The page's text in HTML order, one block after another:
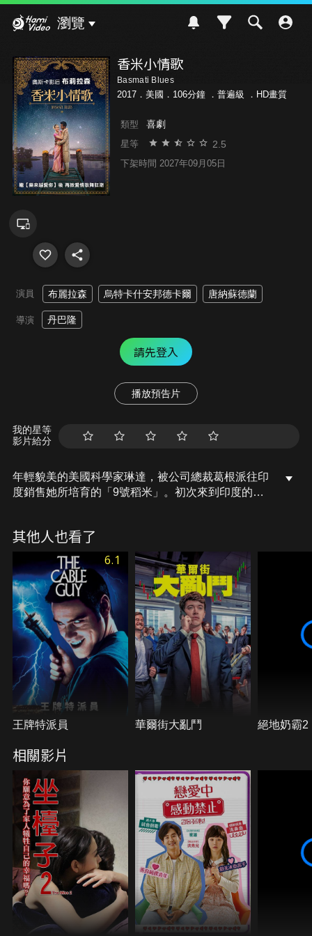
瀏覽
香米小情歌
Basmati Blues
2017．美國．106分鐘 ． 普遍級 ．HD畫質
類型 喜劇
星等 2.5
下架時間 2027年09月05日
演員 布麗拉森 烏特卡什安邦德卡爾 唐納蘇德蘭
導演 丹巴隆
請先登入
播放預告片
我的星等
影片給分
年輕貌美的美國科學家琳達，被公司總裁葛根派往印
度銷售她所培育的「9號稻米」。初次來到印度的琳
位因繳不出學費而輟學的大學生羅傑，兩人在研究與
爭執過程中陷入熱戀，羅傑也幫她發現被派往印度的
醜陋內幕…。
其他人也看了
6.1
王牌特派員 華爾街大亂鬥 絕地奶霸2
相關影片